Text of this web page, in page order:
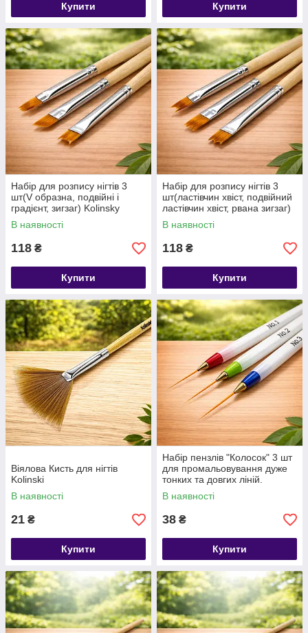
Купити Купити
Набір для розпису нігтів 3
шт(V образна, подвійні і
градієнт, зигзаг) Kolinsky
В наявності
118 ₴
Купити
Набір для розпису нігтів 3
шт(ластівчин хвіст, подвійний
ластівчин хвіст, рвана зигзаг)
Kolinsky
В наявності
118 ₴
Купити
Віялова Кисть для нігтів
Kolinski
В наявності
21 ₴
Купити
Набір пензлів "Колосок" 3 шт
для промальовування дуже
тонких та довгих ліній.
В наявності
38 ₴
Купити